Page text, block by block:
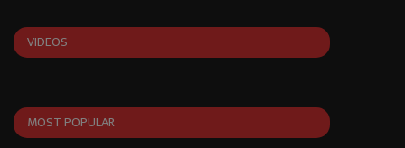
VIDEOS
MOST POPULAR